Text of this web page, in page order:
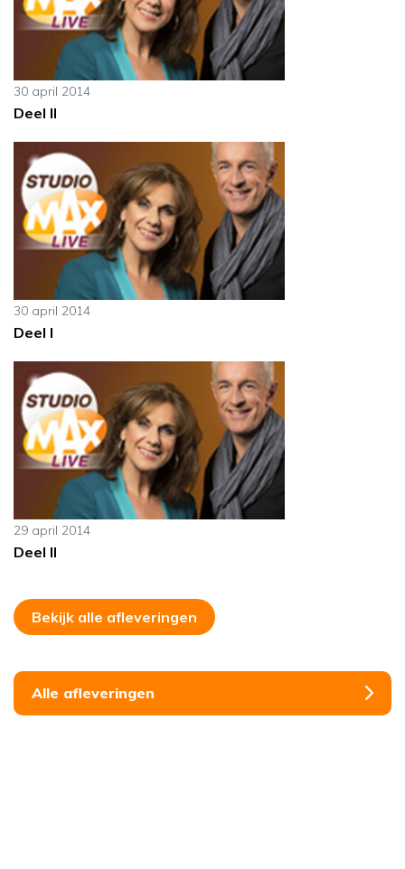
30 april 2014
Deel II
30 april 2014
Deel I
29 april 2014
Deel II
Bekijk alle afleveringen
Alle afleveringen